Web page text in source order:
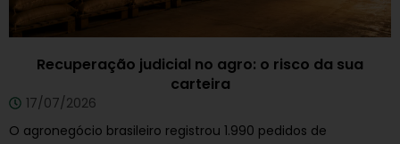
Recuperação judicial no agro: o risco da sua
carteira
17/07/2026
O agronegócio brasileiro registrou 1.990 pedidos de